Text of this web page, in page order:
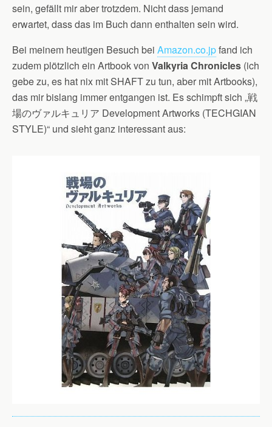
sein, gefällt mir aber trotzdem. Nicht dass jemand
erwartet, dass das im Buch dann enthalten sein wird.
Bei meinem heutigen Besuch bei Amazon.co.jpfand ich
zudem plötzlich ein Artbook von Valkyria Chronicles (ich
gebe zu, es hat nix mit SHAFT zu tun, aber mit Artbooks),
das mir bislang immer entgangen ist. Es schimpft sich „戦
場のヴァルキュリア Development Artworks (TECHGIAN
STYLE)“ und sieht ganz interessant aus: